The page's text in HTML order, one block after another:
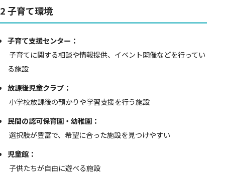
2 子育て環境
子育て支援センター：
子育てに関する相談や情報提供、イベント開催などを行ってい
る施設
放課後児童クラブ：
小学校放課後の預かりや学習支援を行う施設
民間の認可保育園・幼稚園：
選択肢が豊富で、希望に合った施設を見つけやすい
児童館：
子供たちが自由に遊べる施設